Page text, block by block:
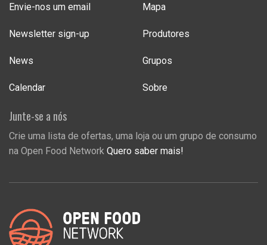
Envie-nos um email
Newsletter sign-up
News
Calendar
Mapa
Produtores
Grupos
Sobre
Junte-se a nós
Crie uma lista de ofertas, uma loja ou um grupo de consumo
na Open Food Network Quero saber mais!